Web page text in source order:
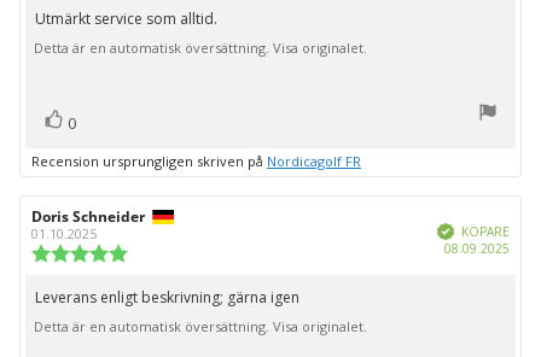
utav
5
stjärnor
Recensionstext:
Utmärkt service som alltid.
Detta är en automatisk översättning. Visa originalet.
Rösta
0
Recension ursprungligen skriven på Nordicagolf FR
Recensionsförfattare:
Doris Schneider
01.10.2025
utav
5
stjärnor
Bekräftad
KÖPARE
08.09.2025
Recensionstext:
Leverans enligt beskrivning; gärna igen
Detta är en automatisk översättning. Visa originalet.